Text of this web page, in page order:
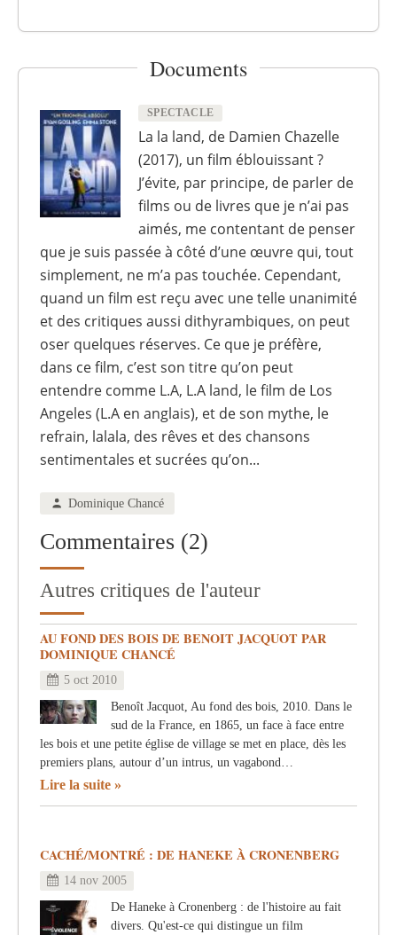
Documents
SPECTACLE
La la land, de Damien Chazelle
(2017), un film éblouissant ?
J’évite, par principe, de parler de
films ou de livres que je n’ai pas
aimés, me contentant de penser
que je suis passée à côté d’une œuvre qui, tout
simplement, ne m’a pas touchée. Cependant,
quand un film est reçu avec une telle unanimité
et des critiques aussi dithyrambiques, on peut
oser quelques réserves. Ce que je préfère,
dans ce film, c’est son titre qu’on peut
entendre comme L.A, L.A land, le film de Los
Angeles (L.A en anglais), et de son mythe, le
refrain, lalala, des rêves et des chansons
sentimentales et sucrées qu’on...
Dominique Chancé
Commentaires (2)
Autres critiques de l'auteur
AU FOND DES BOIS DE BENOIT JACQUOT PAR
DOMINIQUE CHANCÉ
5 oct 2010
Benoît Jacquot, Au fond des bois, 2010. Dans le
sud de la France, en 1865, un face à face entre
les bois et une petite église de village se met en place, dès les
premiers plans, autour d’un intrus, un vagabond…
Lire la suite
CACHÉ/MONTRÉ : DE HANEKE À CRONENBERG
14 nov 2005
De Haneke à Cronenberg : de l'histoire au fait
divers. Qu'est-ce qui distingue un film